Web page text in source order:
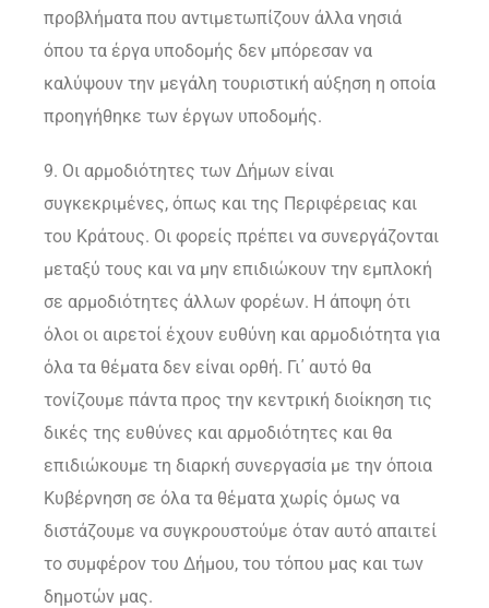
προβλήματα που αντιμετωπίζουν άλλα νησιά
όπου τα έργα υποδομής δεν μπόρεσαν να
καλύψουν την μεγάλη τουριστική αύξηση η οποία
προηγήθηκε των έργων υποδομής.
9. Οι αρμοδιότητες των Δήμων είναι
συγκεκριμένες, όπως και της Περιφέρειας και
του Κράτους. Οι φορείς πρέπει να συνεργάζονται
μεταξύ τους και να μην επιδιώκουν την εμπλοκή
σε αρμοδιότητες άλλων φορέων. Η άποψη ότι
όλοι οι αιρετοί έχουν ευθύνη και αρμοδιότητα για
όλα τα θέματα δεν είναι ορθή. Γι΄ αυτό θα
τονίζουμε πάντα προς την κεντρική διοίκηση τις
δικές της ευθύνες και αρμοδιότητες και θα
επιδιώκουμε τη διαρκή συνεργασία με την όποια
Κυβέρνηση σε όλα τα θέματα χωρίς όμως να
διστάζουμε να συγκρουστούμε όταν αυτό απαιτεί
το συμφέρον του Δήμου, του τόπου μας και των
δημοτών μας.